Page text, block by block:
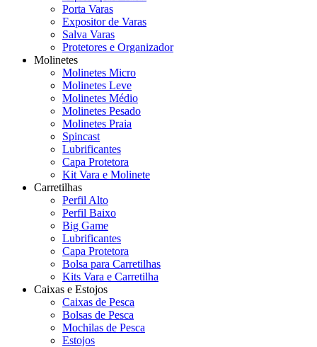
Porta Varas
Expositor de Varas
Salva Varas
Protetores e Organizador
Molinetes
Molinetes Micro
Molinetes Leve
Molinetes Médio
Molinetes Pesado
Molinetes Praia
Spincast
Lubrificantes
Capa Protetora
Kit Vara e Molinete
Carretilhas
Perfil Alto
Perfil Baixo
Big Game
Lubrificantes
Capa Protetora
Bolsa para Carretilhas
Kits Vara e Carretilha
Caixas e Estojos
Caixas de Pesca
Bolsas de Pesca
Mochilas de Pesca
Estojos